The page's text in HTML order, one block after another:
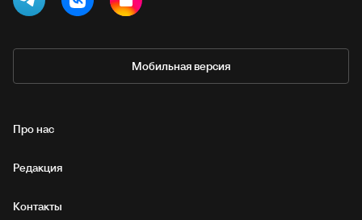
Мобильная версия
Про нас
Редакция
Контакты